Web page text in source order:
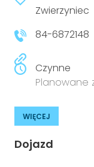
Prawo
Prawa osób z
Urządzenia IoT
Zwierzyniec
84-6872148
Czynne
Planowane
WIĘCEJ
Dojazd